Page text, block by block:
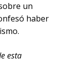
un
haber
esta